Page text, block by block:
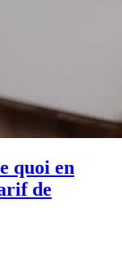
quoi en
de